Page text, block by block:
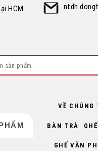
HCM
VỀ CHÚNG
BÀN TRÀ GHẾ
GHẾ VĂN